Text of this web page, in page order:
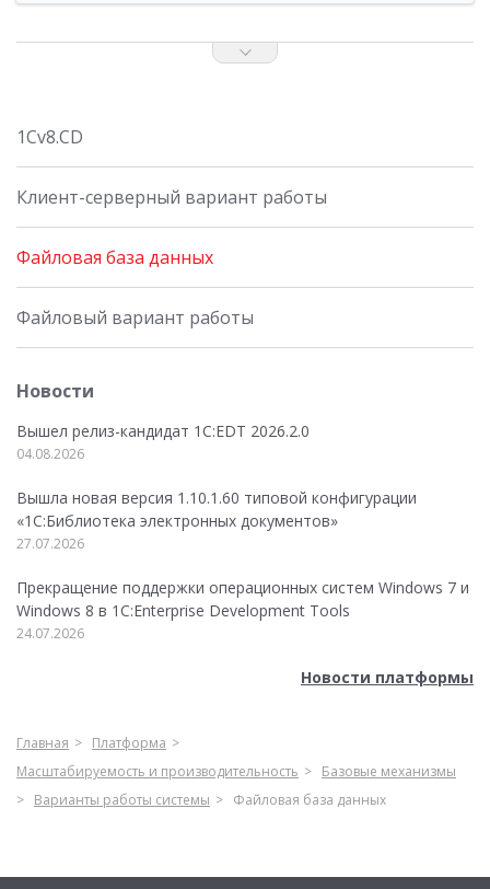
1Cv8.CD
Клиент-серверный вариант работы
Файловая база данных
Файловый вариант работы
Новости
Вышел релиз-кандидат 1C:EDT 2026.2.0
04.08.2026
Вышла новая версия 1.10.1.60 типовой конфигурации
«1С:Библиотека электронных документов»
27.07.2026
Прекращение поддержки операционных систем Windows 7 и
Windows 8 в 1C:Enterprise Development Tools
24.07.2026
Новости платформы
Главная
Платформа
Масштабируемость и производительность
Базовые механизмы
Варианты работы системы
Файловая база данных